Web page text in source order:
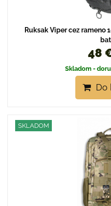
Ruksak Viper cez rameno
48
Skladom -
Do
SKLADOM